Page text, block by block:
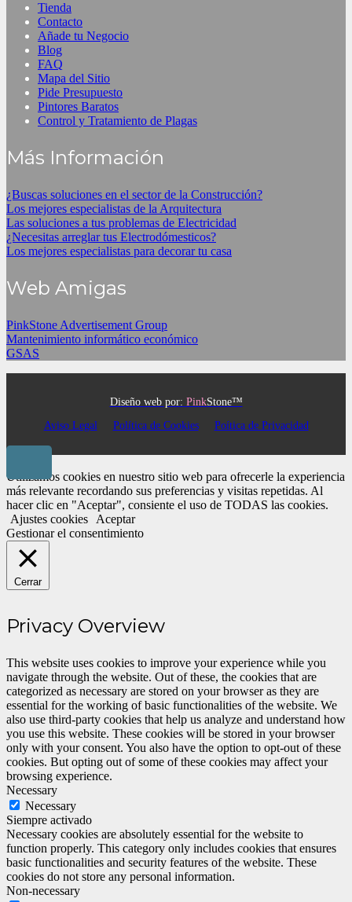
Tienda
Contacto
Añade tu Negocio
Blog
FAQ
Mapa del Sitio
Pide Presupuesto
Pintores Baratos
Control y Tratamiento de Plagas
Más Información
¿Buscas soluciones en el sector de la Construcción?
Los mejores especialistas de la Arquitectura
Las soluciones a tus problemas de Electricidad
¿Necesitas arreglar tus Electrodómesticos?
Los mejores especialistas para decorar tu casa
Web Amigas
PinkStone Advertisement Group
Mantenimiento informático económico
GSAS
Diseño web por: PinkStone™
Aviso Legal
Política de Cookies Poítica de Privacidad
Utilizamos cookies en nuestro sitio web para ofrecerle la experiencia
más relevante recordando sus preferencias y visitas repetidas. Al
hacer clic en "Aceptar", consiente el uso de TODAS las cookies.
Ajustes cookies
Aceptar
Gestionar el consentimiento
Cerrar
Privacy Overview
This website uses cookies to improve your experience while you
navigate through the website. Out of these, the cookies that are
categorized as necessary are stored on your browser as they are
essential for the working of basic functionalities of the website. We
also use third-party cookies that help us analyze and understand how
you use this website. These cookies will be stored in your browser
only with your consent. You also have the option to opt-out of these
cookies. But opting out of some of these cookies may affect your
browsing experience.
Necessary
Necessary
Siempre activado
Necessary cookies are absolutely essential for the website to
function properly. This category only includes cookies that ensures
basic functionalities and security features of the website. These
cookies do not store any personal information.
Non-necessary